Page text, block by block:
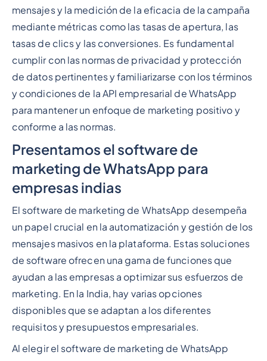
mensajes y la medición de la eficacia de la campaña
mediante métricas como las tasas de apertura, las
tasas de clics y las conversiones. Es fundamental
cumplir con las normas de privacidad y protección
de datos pertinentes y familiarizarse con los términos
y condiciones de la API empresarial de WhatsApp
para mantener un enfoque de marketing positivo y
conforme a las normas.
Presentamos el software de
marketing de WhatsApp para
empresas indias
El software de marketing de WhatsApp desempeña
un papel crucial en la automatización y gestión de los
mensajes masivos en la plataforma. Estas soluciones
de software ofrecen una gama de funciones que
ayudan a las empresas a optimizar sus esfuerzos de
marketing. En la India, hay varias opciones
disponibles que se adaptan a los diferentes
requisitos y presupuestos empresariales.
Al elegir el software de marketing de WhatsApp